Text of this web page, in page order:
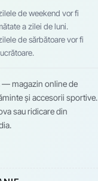
de weekend vor fi
a zilei de luni.
de sărbătoare vor fi
— magazin online de
și accesorii sportive.
sau ridicare din